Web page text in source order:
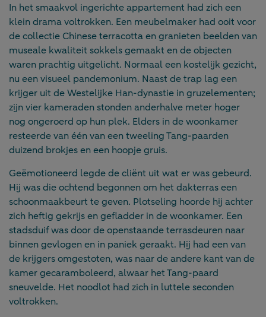
In het smaakvol ingerichte appartement had zich een
klein drama voltrokken. Een meubelmaker had ooit voor
de collectie Chinese terracotta en granieten beelden van
museale kwaliteit sokkels gemaakt en de objecten
waren prachtig uitgelicht. Normaal een kostelijk gezicht,
nu een visueel pandemonium. Naast de trap lag een
krijger uit de Westelijke Han-dynastie in gruzelementen;
zijn vier kameraden stonden anderhalve meter hoger
nog ongeroerd op hun plek. Elders in de woonkamer
resteerde van één van een tweeling Tang-paarden
duizend brokjes en een hoopje gruis.
Geëmotioneerd legde de cliënt uit wat er was gebeurd.
Hij was die ochtend begonnen om het dakterras een
schoonmaakbeurt te geven. Plotseling hoorde hij achter
zich heftig gekrijs en gefladder in de woonkamer. Een
stadsduif was door de openstaande terrasdeuren naar
binnen gevlogen en in paniek geraakt. Hij had een van
de krijgers omgestoten, was naar de andere kant van de
kamer gecaramboleerd, alwaar het Tang-paard
sneuvelde. Het noodlot had zich in luttele seconden
voltrokken.